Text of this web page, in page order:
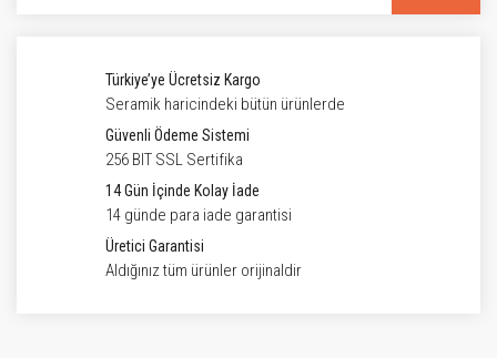
Türkiye’ye Ücretsiz Kargo
Seramik haricindeki bütün ürünlerde
Güvenli Ödeme Sistemi
256 BIT SSL Sertifika
14 Gün İçinde Kolay İade
14 günde para iade garantisi
Üretici Garantisi
Aldığınız tüm ürünler orijinaldir